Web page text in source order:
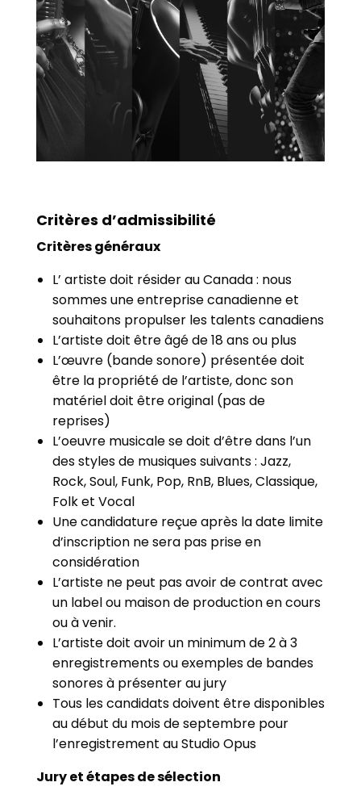
Critères d’admissibilité
Critères généraux
L’ artiste doit résider au Canada : nous
sommes une entreprise canadienne et
souhaitons propulser les talents canadiens
L’artiste doit être âgé de 18 ans ou plus
L’œuvre (bande sonore) présentée doit
être la propriété de l’artiste, donc son
matériel doit être original (pas de
reprises)
L’oeuvre musicale se doit d’être dans l’un
des styles de musiques suivants : Jazz,
Rock, Soul, Funk, Pop, RnB, Blues,Classique,
Folk et Vocal
Une candidature reçue après la date limite
d’inscription ne sera pas prise en
considération
L’artiste ne peut pas avoirde contrat avec
un label ou maison de production en cours
ou à venir.
L’artiste doit avoir un minimum de 2 à 3
enregistrements ou exemples de bandes
sonores à présenter au jury
Tous les candidats doivent être disponibles
au début du mois de septembre pour
l’enregistrement au Studio Opus
Jury et étapes de sélection